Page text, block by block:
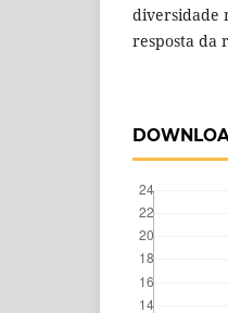
diversidade
resposta da